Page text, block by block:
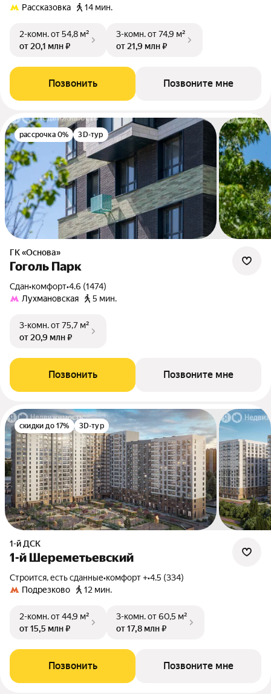
Рассказовка 14 мин.
2-комн.от 54,8 м²
от 20,1 млн ₽
3-комн.от 74,9 м²
от 21,9 млн ₽
Позвонить Позвоните мне
рассрочка 0% 3D-тур
ГК «Основа»
Гоголь Парк
Сдан•комфорт•4.6 (1474)
Лухмановская
5 мин.
3-комн.от 75,7 м²
от 20,9 млн ₽
Позвонить Позвоните мне
скидки до 17% 3D-тур
1-й ДСК
1-й Шереметьевский
Строится, есть сданные•комфорт +•4.5 (334)
Подрезково
12 мин.
2-комн.от 44,9 м²
от 15,5 млн ₽
3-комн.от 60,5 м²
от 17,8 млн ₽
Позвонить Позвоните мне